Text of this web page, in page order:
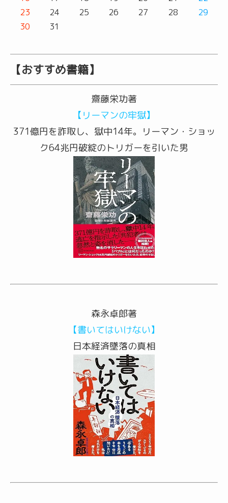
23
24 25 26 27 28
29
30
31
【おすすめ書籍】
齋藤栄功著
【リーマンの牢獄】
371億円を詐取し、獄中14年。リーマン・ショッ
ク64兆円破綻のトリガーを引いた男
森永卓郎著
【書いてはいけない】
日本経済墜落の真相